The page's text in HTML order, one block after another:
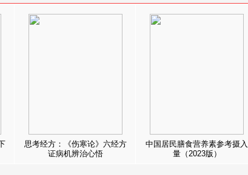
思考经方：《伤寒论》六经方
证病机辨治心悟
中国居民膳食营养素参考摄入
量（2023版）